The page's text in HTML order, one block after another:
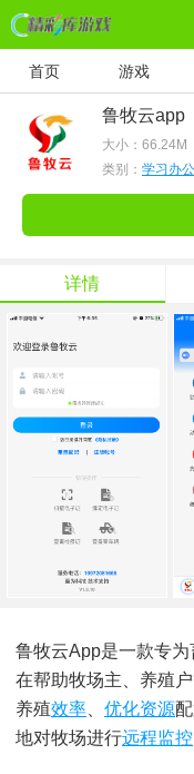
首页 游戏
鲁牧云app
大小： 66.24M
类别： 学习办公
详情
鲁牧云app是一款专为
在帮助牧场主、养殖
养殖效率 优化资源
地对牧场进行远程监控